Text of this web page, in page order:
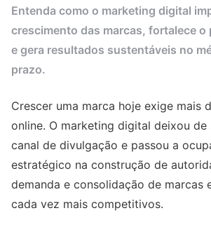
Entenda como o marketing digital
crescimento das marcas, fortalece o
e gera resultados sustentáveis no
prazo.
Crescer uma marca hoje exige mais
online. O marketing digital deixou de
canal de divulgação e passou a
estratégico na construção de
demanda e consolidação de marcas
cada vez mais competitivos.